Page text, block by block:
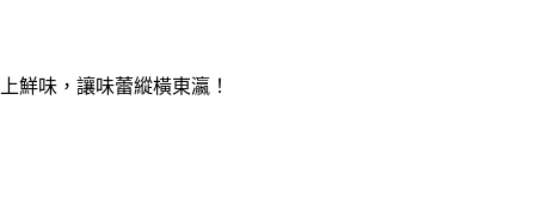
鮮味，讓味蕾縱橫東瀛！